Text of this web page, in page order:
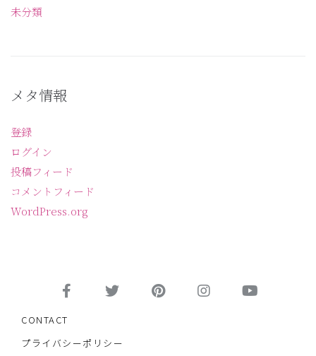
未分類
メタ情報
登録
ログイン
投稿フィード
コメントフィード
WordPress.org
CONTACT
プライバシーポリシー